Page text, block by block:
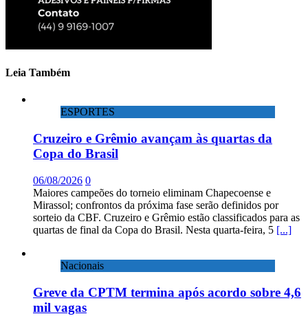
Leia Também
ESPORTES
Cruzeiro e Grêmio avançam às quartas da
Copa do Brasil
06/08/2026 0
Maiores campeões do torneio eliminam Chapecoense e
Mirassol; confrontos da próxima fase serão definidos por
sorteio da CBF. Cruzeiro e Grêmio estão classificados para as
quartas de final da Copa do Brasil. Nesta quarta-feira, 5 [...]
Nacionais
Greve da CPTM termina após acordo sobre 4,6
mil vagas